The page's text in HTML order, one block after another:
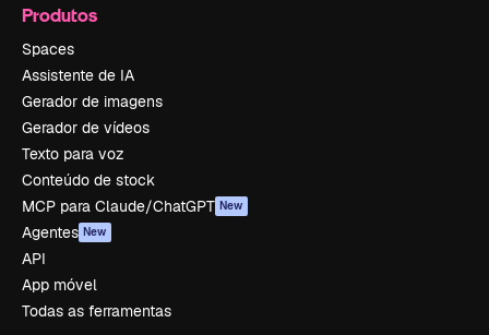
Produtos
Spaces
Assistente de IA
Gerador de imagens
Gerador de vídeos
Texto para voz
Conteúdo de stock
MCP para Claude/ChatGPT New
Agentes New
API
App móvel
Todas as ferramentas